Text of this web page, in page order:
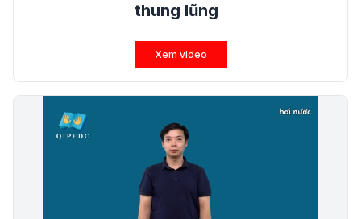
thung lũng
Xem video